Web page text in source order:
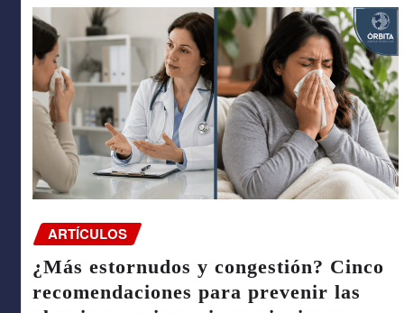
ARTÍCULOS
¿Más estornudos y congestión? Cinco
recomendaciones para prevenir las